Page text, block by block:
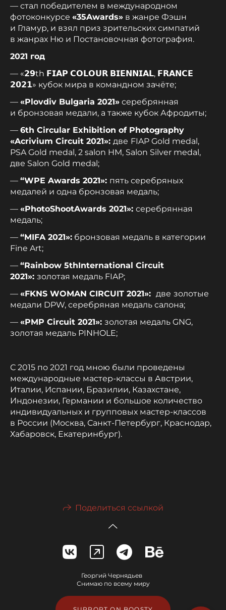
— стал победителем в международном
фотоконкурсе «35Awards» в жанре Фэшн
и Гламур, и взял приз зрительских симпатий
в жанрах Ню и Постановочная фотография.
2021 год
— «𝟮𝟵th 𝗙𝗜𝗔𝗣 𝗖𝗢𝗟𝗢𝗨𝗥 𝗕𝗜𝗘𝗡𝗡𝗜𝗔𝗟, 𝗙𝗥𝗔𝗡𝗖𝗘
𝟮𝟬𝟮𝟭» кубок мира в командном зачёте;
— «Plovdiv Bulgaria 2021» серебрянная
и бронзовая медали, а также кубок Афродиты;
— 6th Circular Exhibition of Photography
«Acrivium Circuit 2021»: две FIAP Gold medal,
PSA Gold medal, 2 salon HM, Salon Silver medal,
две Salon Gold medal;
— “WPE Awards 2021»: пять серебряных
медалей и одна бронзовая медаль;
— «PhotoShootAwards 2021»: серебрянная
медаль;
— “MIFA 2021»: бронзовая медаль в категории
Fine Art;
— “Rainbow 5thInternational Circuit
2021»: золотая медаль FIAP;
— «FKNS WOMAN CIRCUIT 2021»: две золотые
медали DPW, серебряная медаль салона;
— «PMP Circuit 2021»: золотая медаль GNG,
золотая медаль PINHOLE;
С 2015 по 2021 год мною были проведены
международные мастер-классы в Австрии,
Италии, Испании, Бразилии, Казахстане,
Индонезии, Германии и большое количество
индивидуальных и групповых мастер-классов
в России (Москва, Санкт-Петербург, Краснодар,
Хабаровск, Екатеринбург).
Поделиться ссылкой
Георгий Чернядьев
Снимаю по всему миру